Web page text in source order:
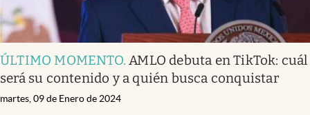
ÚLTIMO MOMENTO.AMLO debuta en TikTok: cuál
será su contenido y a quién busca conquistar
martes, 09 de Enero de 2024